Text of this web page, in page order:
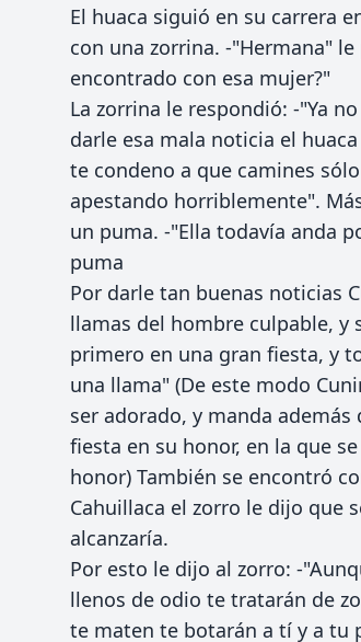
El huaca siguió en su carrera
con una zorrina. -"Hermana"
encontrado con esa mujer?"
La zorrina le respondió: -"Ya
darle esa mala noticia el
te condeno a que camines
apestando horriblemente".
un puma. -"Ella todavía anda
puma
Por darle tan buenas noticias
llamas del hombre culpable,
primero en una gran fiesta, y
una llama" (De este modo
ser adorado, y manda
fiesta en su honor, en la que
honor) También se encontró
Cahuillaca el zorro le dijo que
alcanzaría.
Por esto le dijo al zorro: -
llenos de odio te tratarán de
te maten te botarán a tí y a tu